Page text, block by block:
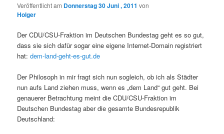
Veröffentlicht am Donnerstag 30 Juni , 2011 von
Holger
Der CDU/CSU-Fraktion im Deutschen Bundestag geht es so gut,
dass sie sich dafür sogar eine eigene Internet-Domain registriert
hat:dem-land-geht-es-gut.de
Der Philosoph in mir fragt sich nun sogleich, ob ich als Städter
nun aufs Land ziehen muss, wenn es „dem Land“ gut geht. Bei
genauerer Betrachtung meint die CDU/CSU-Fraktion im
Deutschen Bundestag aber die gesamte Bundesrepublik
Deutschland: